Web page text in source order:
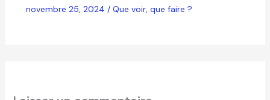
novembre 25, 2024 / Que voir, que faire ?